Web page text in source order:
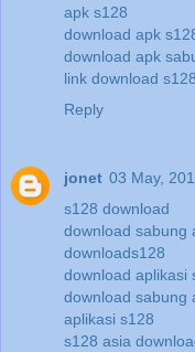
apk s128
download apk
download apk
link download s128
Reply
jonet 03 May,
s128 download
download sabung
downloads128
download aplikasi
download sabung
aplikasi s128
s128 asia